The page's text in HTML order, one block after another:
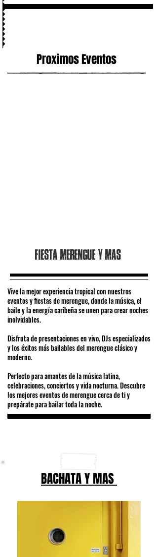
Proximos Eventos
Fiesta merengue y mas
Vive la mejor experiencia tropical con nuestros
eventos y fiestas de merengue, donde la música, el
baile y la energía caribeña se unen para crear noches
inolvidables.
Disfruta de presentaciones en vivo, DJs especializados
y los éxitos más bailables del merengue clásico y
moderno.
Perfecto para amantes de la música latina,
celebraciones, conciertos y vida nocturna. Descubre
los mejores eventos de merengue cerca de ti y
prepárate para bailar toda la noche.
BACHATA Y MAS